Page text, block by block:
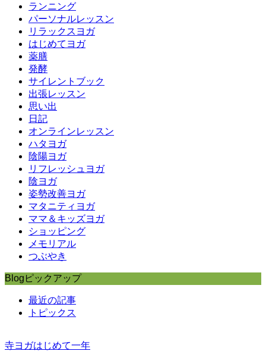
ランニング
パーソナルレッスン
リラックスヨガ
はじめてヨガ
薬膳
発酵
サイレントブック
出張レッスン
思い出
日記
オンラインレッスン
ハタヨガ
陰陽ヨガ
リフレッシュヨガ
陰ヨガ
姿勢改善ヨガ
マタニティヨガ
ママ＆キッズヨガ
ショッピング
メモリアル
つぶやき
Blogピックアップ
最近の記事
トピックス
寺ヨガはじめて一年